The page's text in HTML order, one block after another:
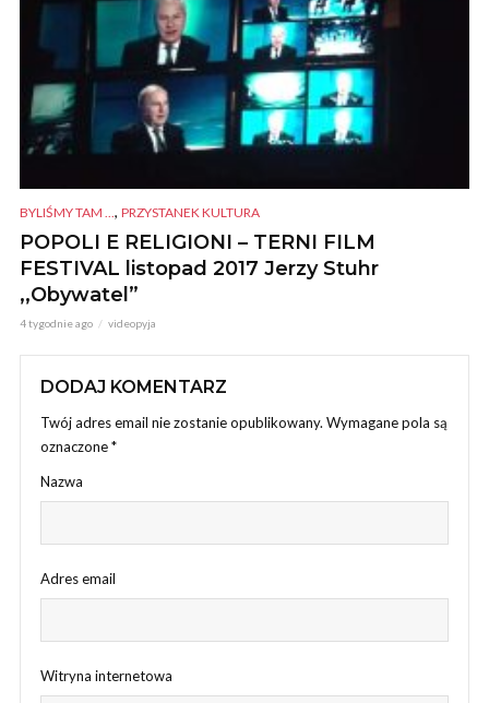
BYLIŚMY TAM ..., PRZYSTANEK KULTURA
POPOLI E RELIGIONI – TERNI FILM
FESTIVAL listopad 2017 Jerzy Stuhr
,,Obywatel”
4 tygodnie ago videopyja
DODAJ KOMENTARZ
Twój adres email nie zostanie opublikowany. Wymagane pola są
oznaczone*
Nazwa
Adres email
Witryna internetowa